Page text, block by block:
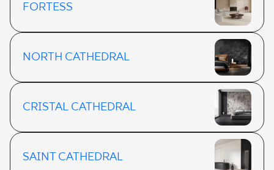
FORTESS
NORTH CATHEDRAL
CRISTAL CATHEDRAL
SAINT CATHEDRAL